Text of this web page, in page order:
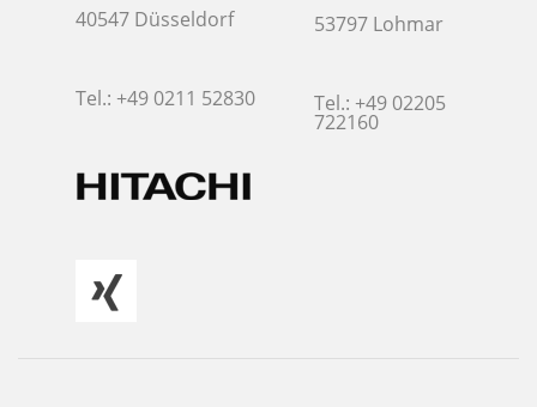
40547 Düsseldorf
Tel.: +49 0211 52830
53797 Lohmar
Tel.: +49 02205
722160